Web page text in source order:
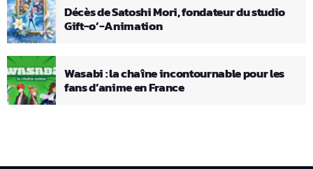
Décès de Satoshi Mori, fondateur du studio
Gift-o’-Animation
Wasabi : la chaîne incontournable pour les
fans d’anime en France